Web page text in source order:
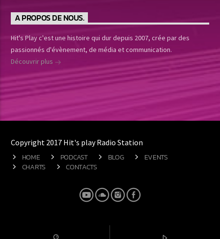
A PROPOS DE NOUS.
Hit's Play c'est une histoire qui dur depuis 2007, crée par des
passionnés d'évènement, de média et communication.
Découvrir plus
Copyright 2017 Hit's play Radio Station
HOME PODCAST BLOG
EVENTS
CHARTS
CONTACTS